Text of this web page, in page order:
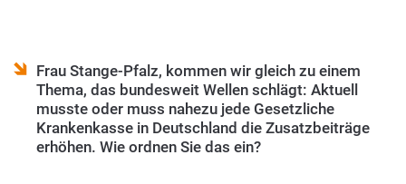
Frau Stange-Pfalz, kommen wir gleich zu einem
Thema, das bundesweit Wellen schlägt: Aktuell
musste oder muss nahezu jede Gesetzliche
Krankenkasse in Deutschland die Zusatzbeiträge
erhöhen. Wie ordnen Sie das ein?